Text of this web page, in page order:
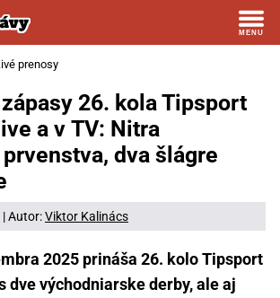
prenosy
26. kola Tipsport
a v TV: Nitra
dva šlágre
Autor:Viktor Kalinács
2025 prináša 26. kolo Tipsport
dve východniarske derby, ale aj